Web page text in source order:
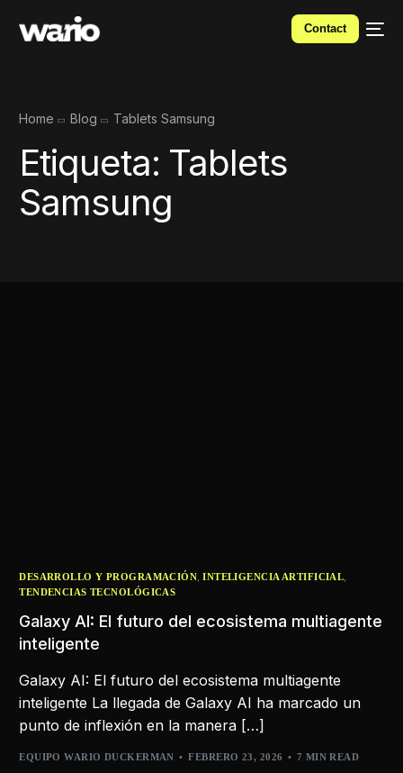
Contact
Home Blog Tablets Samsung
Etiqueta: Tablets
Samsung
DESARROLLO Y PROGRAMACIÓN,INTELIGENCIA ARTIFICIAL,
TENDENCIAS TECNOLÓGICAS
Galaxy AI: El futuro del ecosistema multiagente
inteligente
Galaxy AI: El futuro del ecosistema multiagente
inteligente La llegada de Galaxy AI ha marcado un
punto de inflexión en la manera […]
EQUIPO WARIO DUCKERMAN FEBRERO 23, 2026 7 MIN READ